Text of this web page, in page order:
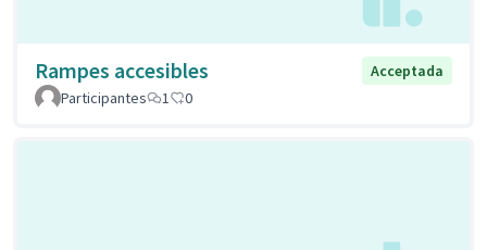
Rampes accesibles
Acceptada
Participantes
1 0